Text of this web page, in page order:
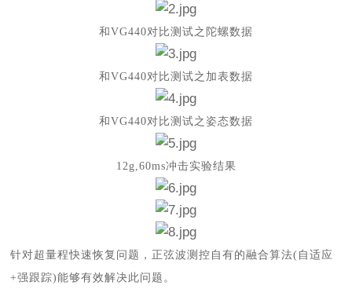
和 VG440对比测试之陀螺数据
和 VG440对比测试之加表数据
和 VG440对比测试之姿态数据
12g,60ms冲击实验结果
针对超量程快速恢复问题，正弦波测控自有的融合算法(自适应
+强跟踪)能够有效解决此问题。